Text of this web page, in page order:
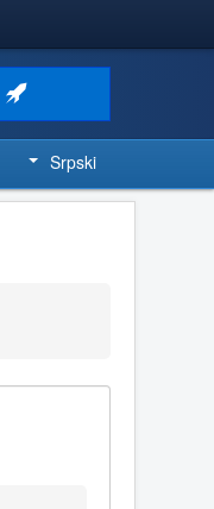
Srpski